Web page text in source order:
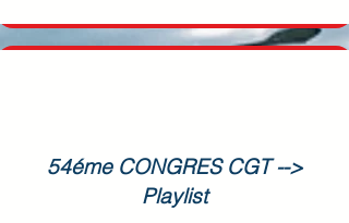
54éme CONGRES CGT -->
Playlist